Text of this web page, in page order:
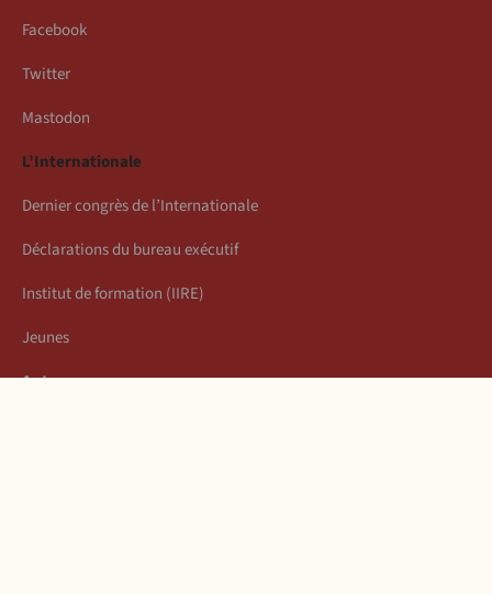
Facebook
Twitter
Mastodon
L’Internationale
Dernier congrès de l’Internationale
Déclarations du bureau exécutif
Institut de formation (IIRE)
Jeunes
Auteurs